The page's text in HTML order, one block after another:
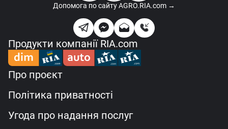
Допомога по сайтуAGRO.RIA.com →
Продукти компанії RIA.com
Про проєкт
Політика приватності
Угода про надання послуг